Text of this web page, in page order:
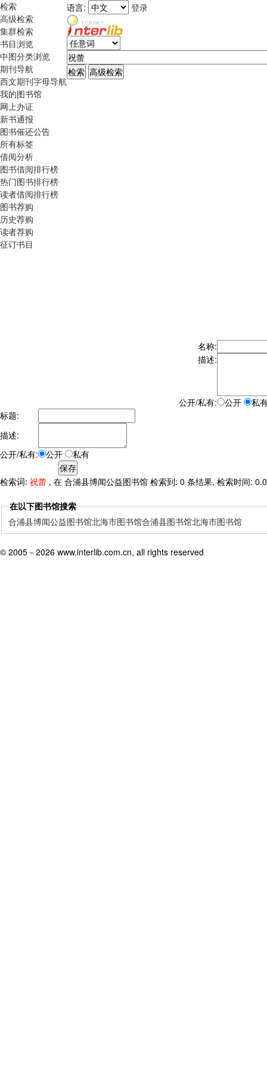
检索
高级检索
集群检索
书目浏览
中图分类浏览
期刊导航
西文期刊字母导航
我的图书馆
网上办证
新书通报
图书催还公告
所有标签
借阅分析
图书借阅排行榜
热门图书排行榜
读者借阅排行榜
图书荐购
历史荐购
读者荐购
征订书目
语言: 登录
名称:
描述:
公开/私有: 公开
私
标题:
描述:
公开/私有:
公开 私有
检索词: 祝蕾 , 在 合浦县博闻公益图书馆 检索到: 0 条结果, 检索时间:
在以下图书馆搜索
合浦县博闻公益图书馆北海市图书馆合浦县图书馆北海市图书馆
© 2005－ 2026 www.interlib.com.cn, all rights reserved